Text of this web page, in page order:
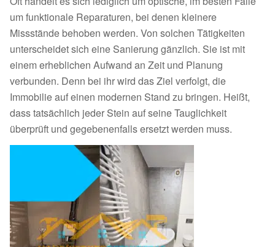
um funktionale Reparaturen, bei denen kleinere
Missstände behoben werden. Von solchen Tätigkeiten
unterscheidet sich eine Sanierung gänzlich. Sie ist mit
einem erheblichen Aufwand an Zeit und Planung
verbunden. Denn bei ihr wird das Ziel verfolgt, die
Immobilie auf einen modernen Stand zu bringen. Heißt,
dass tatsächlich jeder Stein auf seine Tauglichkeit
überprüft und gegebenenfalls ersetzt werden muss.